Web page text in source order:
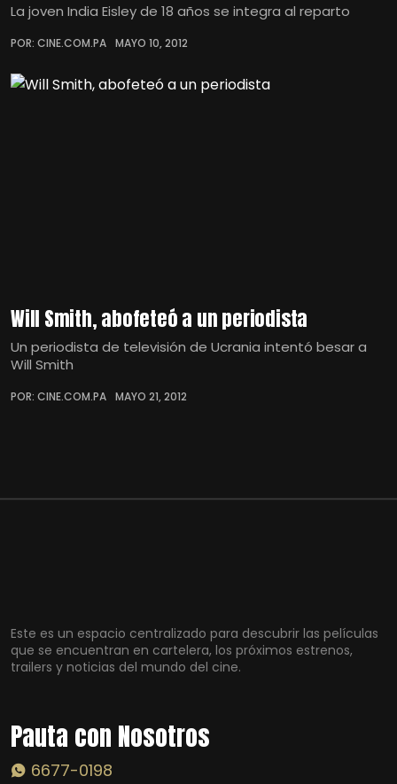
La joven India Eisley de 18 años se integra al reparto
POR: CINE.COM.PA MAYO 10, 2012
Will Smith, abofeteó a un periodista
Un periodista de televisión de Ucrania intentó besar a
Will Smith
POR: CINE.COM.PA MAYO 21, 2012
Este es un espacio centralizado para descubrir las películas
que se encuentran en cartelera, los próximos estrenos,
trailers y noticias del mundo del cine.
Pauta con Nosotros
6677-0198